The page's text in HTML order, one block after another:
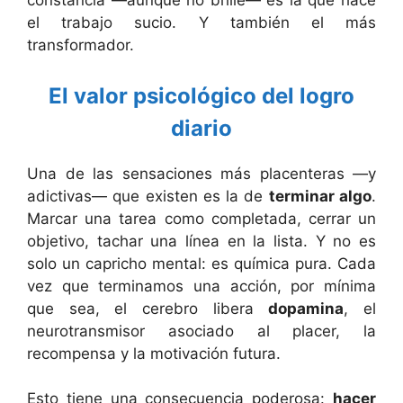
el trabajo sucio. Y también el más
transformador.
El valor psicológico del logro
diario
Una de las sensaciones más placenteras —y
adictivas— que existen es la de terminar algo.
Marcar una tarea como completada, cerrar un
objetivo, tachar una línea en la lista. Y no es
solo un capricho mental: es química pura. Cada
vez que terminamos una acción, por mínima
que sea, el cerebro liberadopamina, el
neurotransmisor asociado al placer, la
recompensa y la motivación futura.
Esto tiene una consecuencia poderosa: hacer